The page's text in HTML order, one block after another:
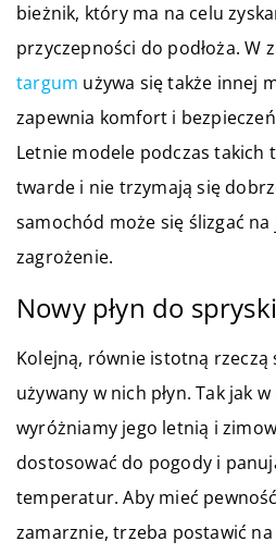
bieżnik, który ma na celu
przyczepności do podłoża. W
targum używa się także innej
zapewnia komfort i
Letnie modele podczas takich
twarde i nie trzymają się
samochód może się ślizgać
zagrożenie.
Nowy płyn do
Kolejną, równie istotną rzeczą
używany w nich płyn. Tak jak
wyróżniamy jego letnią i
dostosować do pogody i
temperatur. Aby mieć
zamarznie, trzeba postawić